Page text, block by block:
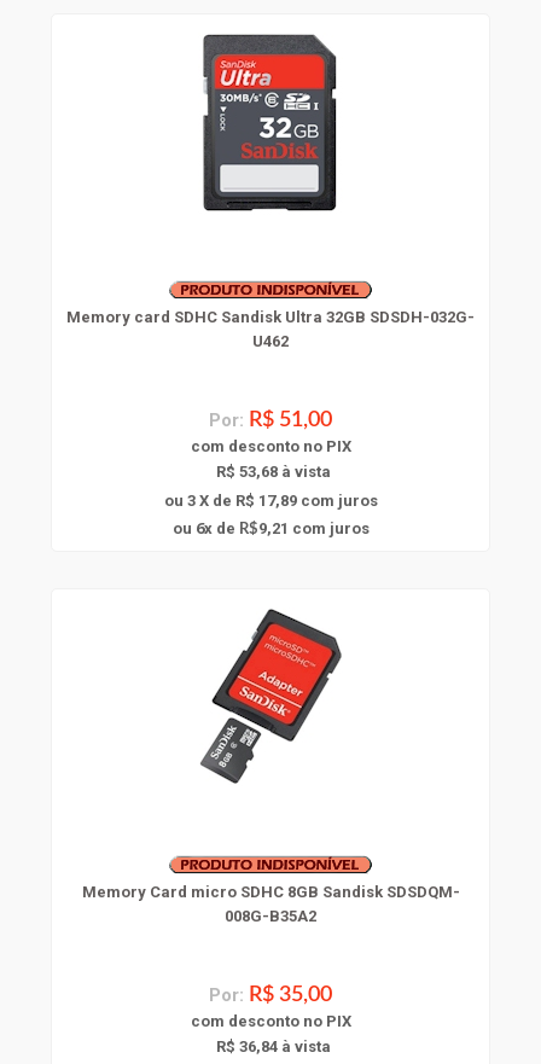
Memory card SDHC Sandisk Ultra 32GB SDSDH-032G-
U462
Por: R$ 51,00
com desconto no PIX
R$ 53,68 à vista
ou 3 X de R$ 17,89com juros
ou 6x de R$9,21 com juros
Memory Card micro SDHC 8GB Sandisk SDSDQM-
008G-B35A2
Por: R$ 35,00
com desconto no PIX
R$ 36,84 à vista